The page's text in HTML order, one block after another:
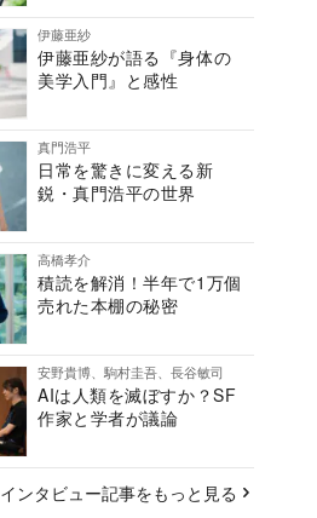
伊藤亜紗
伊藤亜紗が語る『身体の
美学入門』と感性
真門浩平
日常を驚きに変える新
鋭・真門浩平の世界
高橋孝介
積読を解消！半年で1万個
売れた本棚の秘密
安野貴博、駒村圭吾、長谷敏司
AIは人類を滅ぼすか？SF
作家と学者が議論
インタビュー記事をもっと見る